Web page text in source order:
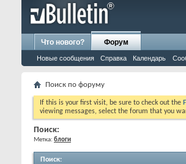
Что нового? Форум
Новые сообщения Справка Календарь
Поиск по форуму
If this is your first visit, be sure to check out the
viewing messages, select the forum that you
Поиск:
Метка: блоги
Поиск: